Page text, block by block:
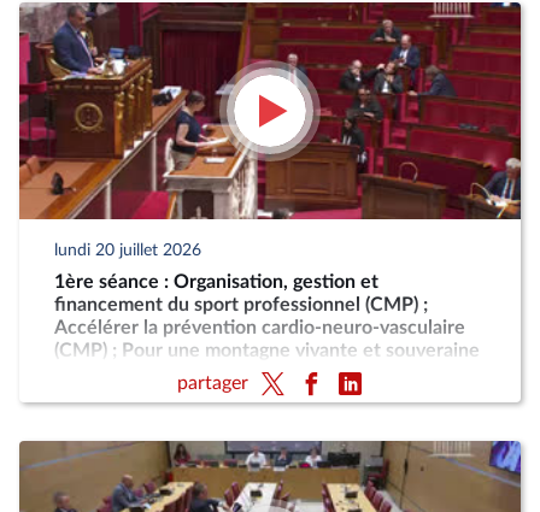
lundi 20 juillet 2026
1ère séance : Organisation, gestion et
financement du sport professionnel (CMP) ;
Accélérer la prévention cardio-neuro-vasculaire
(CMP) ; Pour une montagne vivante et souveraine
partager